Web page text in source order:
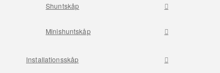
Shuntskåp
Minishuntskåp
Installationsskåp